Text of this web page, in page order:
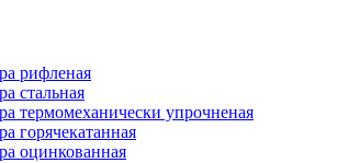
рифленая
стальная
термомеханически упрочненая
горячекатанная
оцинкованная